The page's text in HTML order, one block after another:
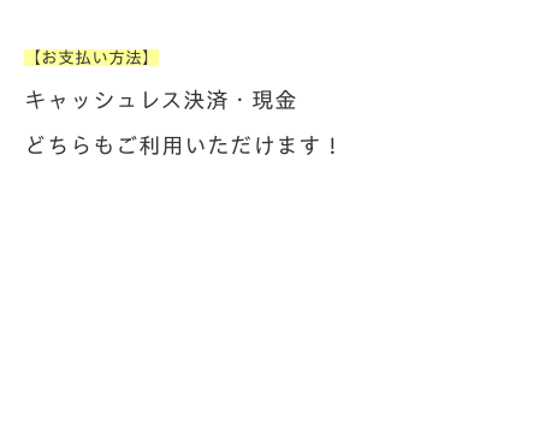
【お支払い方法】
キャッシュレス決済・現金
どちらもご利用いただけます！